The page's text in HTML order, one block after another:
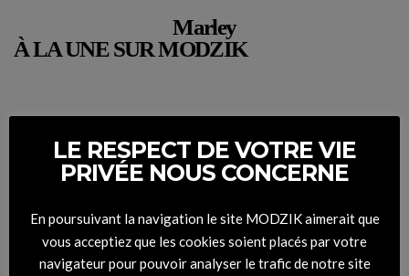
Marley
À LA UNE SUR MODZIK
LE RESPECT DE VOTRE VIE
PRIVÉE NOUS CONCERNE
En poursuivant la navigation le site MODZIK aimerait que
vous acceptiez que les cookies soient placés par votre
navigateur pour pouvoir analyser le trafic de notre site